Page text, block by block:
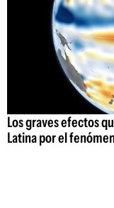
Los graves efectos
Latina por el